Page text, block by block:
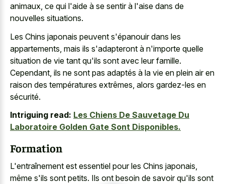
animaux, ce qui l'aide à se sentir à l'aise dans de
nouvelles situations.
Les Chins japonais peuvent s'épanouir dans les
appartements, mais ils s'adapteront à n'importe quelle
situation de vie tant qu'ils sont avec leur famille.
Cependant, ils ne sont pas adaptés à la vie en plein air en
raison des températures extrêmes, alors gardez-les en
sécurité.
Intriguing read: Les Chiens De Sauvetage Du
Laboratoire Golden Gate Sont Disponibles.
Formation
L'entraînement est essentiel pour les Chins japonais,
même s'ils sont petits. Ils ont besoin de savoir qu'ils sont